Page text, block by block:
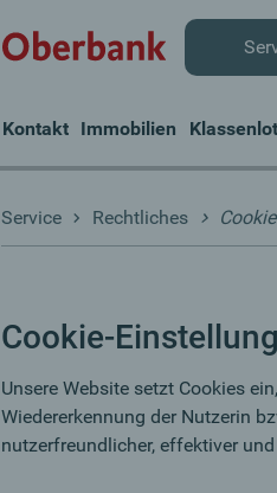
Kontakt Immobilien
Service Rechtliches
Cookie-
Unsere Website setzt Cookies
Wiedererkennung der Nutzerin
nutzerfreundlicher, effektiver